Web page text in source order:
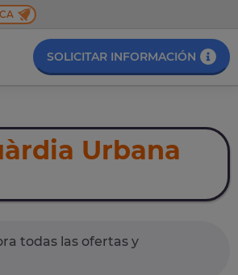
SOLICITAR INFORMACIÓN
Urbana
todas las ofertas y